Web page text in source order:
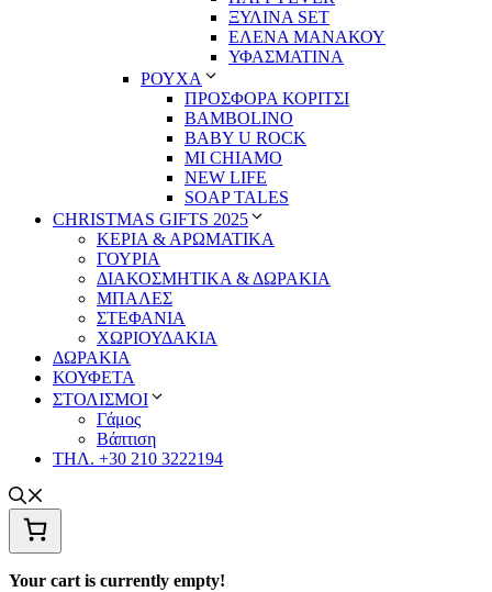
ΞΥΛΙΝΑ SET
ΕΛΕΝΑ ΜΑΝΑΚΟΥ
ΥΦΑΣΜΑΤΙΝΑ
ΡΟΥΧΑ
ΠΡΟΣΦΟΡΑ ΚΟΡΙΤΣΙ
BAMBOLINO
BABY U ROCK
MI CHIAMO
NEW LIFE
SOAP TALES
CHRISTMAS GIFTS 2025
ΚΕΡΙΑ & ΑΡΩΜΑΤΙΚΑ
ΓΟΥΡΙΑ
ΔΙΑΚΟΣΜΗΤΙΚΑ & ΔΩΡΑΚΙΑ
ΜΠΑΛΕΣ
ΣΤΕΦΑΝΙΑ
ΧΩΡΙΟΥΔΑΚΙΑ
ΔΩΡΑΚΙΑ
ΚΟΥΦΕΤΑ
ΣΤΟΛΙΣΜΟΙ
Γάμος
Βάπτιση
ΤΗΛ. +30 210 3222194
Your cart is currently empty!